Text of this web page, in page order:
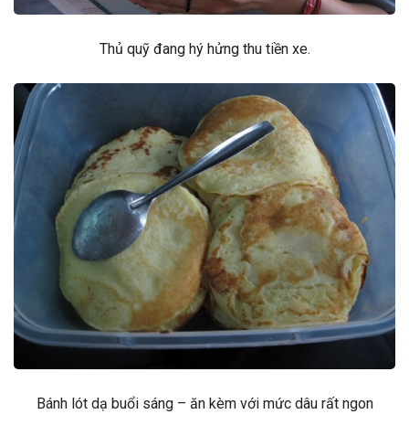
Thủ quỹ đang hý hửng thu tiền xe.
Bánh lót dạ buổi sáng – ăn kèm với mức dâu rất ngon